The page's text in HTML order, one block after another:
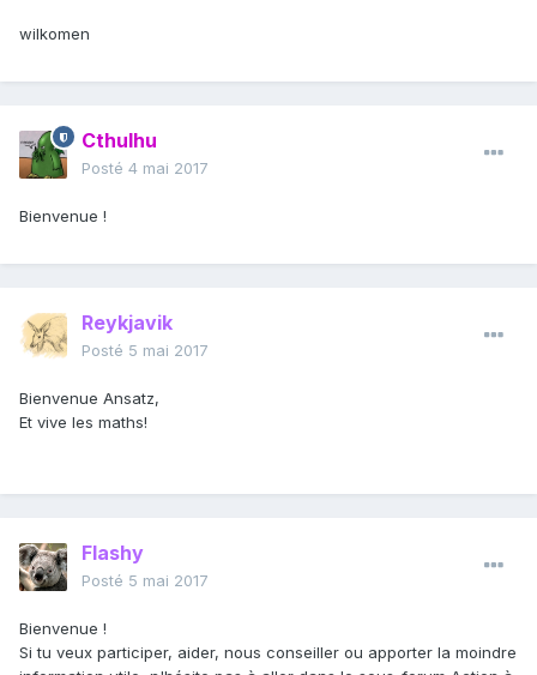
wilkomen
Cthulhu
Posté 4 mai 2017
Bienvenue !
Reykjavik
Posté 5 mai 2017
Bienvenue Ansatz,
Et vive les maths!
Flashy
Posté 5 mai 2017
Bienvenue !
Si tu veux participer, aider, nous conseiller ou apporter la moindre